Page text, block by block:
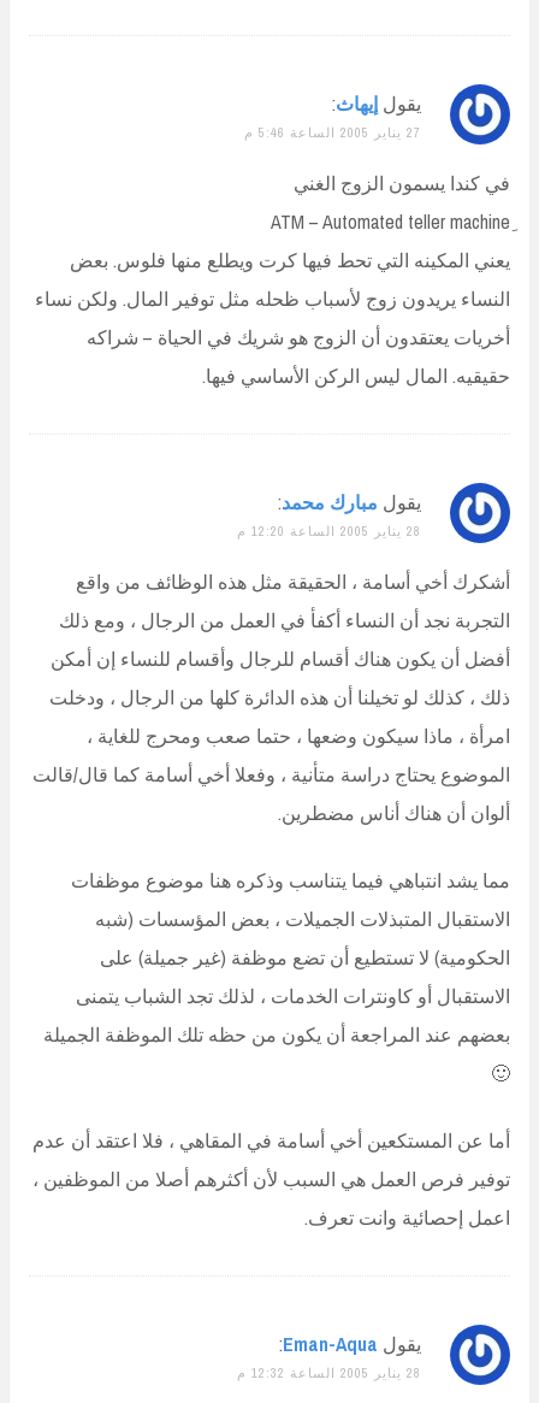
يقول إيهاث:
27 يناير 2005 الساعة 5:46 م
في كندا يسمون الزوج الغني
يعني المكينه التي تحط فيها كرت ويطلع منها فلوس. بعض
النساء يريدون زوج لأسباب ظحله مثل توفير المال. ولكن نساء
أخريات يعتقدون أن الزوج هو شريك في الحياة – شراكه
حقيقيه. المال ليس الركن الأساسي فيها.
يقول مبارك محمد:
28 يناير 2005 الساعة 12:20 م
أشكرك أخي أسامة ، الحقيقة مثل هذه الوظائف من واقع
التجربة نجد أن النساء أكفأ في العمل من الرجال ، ومع ذلك
أفضل أن يكون هناك أقسام للرجال وأقسام للنساء إن أمكن
ذلك ، كذلك لو تخيلنا أن هذه الدائرة كلها من الرجال ، ودخلت
امرأة ، ماذا سيكون وضعها ، حتما صعب ومحرج للغاية ،
الموضوع يحتاج دراسة متأنية ، وفعلا أخي أسامة كما قال/قالت
ألوان أن هناك أناس مضطرين.
مما يشد انتباهي فيما يتناسب وذكره هنا موضوع موظفات
الاستقبال المتبذلات الجميلات ، بعض المؤسسات (شبه
الحكومية) لا تستطيع أن تضع موظفة (غير جميلة) على
الاستقبال أو كاونترات الخدمات ، لذلك تجد الشباب يتمنى
بعضهم عند المراجعة أن يكون من حظه تلك الموظفة الجميلة
🙂
أما عن المستكعين أخي أسامة في المقاهي ، فلا اعتقد أن عدم
توفير فرص العمل هي السبب لأن أكثرهم أصلا من الموظفين ،
اعمل إحصائية وانت تعرف.
يقول Eman-Aqua
:
28 يناير 2005 الساعة 12:32 م